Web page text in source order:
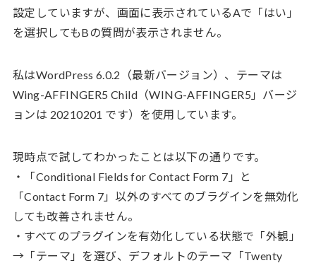
設定していますが、画面に表示されているAで「はい」
を選択してもBの質問が表示されません。
私はWordPress 6.0.2（最新バージョン）、テーマは
Wing-AFFINGER5 Child（WING-AFFINGER5」バージ
ョンは 20210201 です）を使用しています。
現時点で試してわかったことは以下の通りです。
・「Conditional Fields for Contact Form 7」と
「Contact Form 7」以外のすべてのブラグインを無効化
しても改善されません。
・すべてのプラグインを有効化している状態で「外観」
→「テーマ」を選び、デフォルトのテーマ「Twenty